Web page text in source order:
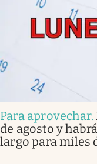
Para aprovechar.
de agosto y
largo para miles